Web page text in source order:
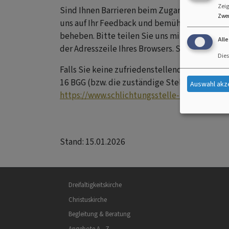
Sind Ihnen Barrieren beim Zugang zu
uns auf Ihr Feedback und bemühen uns,
beheben. Bitte teilen Sie uns mit, auf
der Adresszeile Ihres Browsers. Sie können
Falls Sie keine zufriedenstellende Antwort
16 BGG (bzw. die zuständige Stelle des
https://www.schlichtungsstelle-bgg.de
Stand: 15.01.2026
Hauptnavigation
Dreifaltigkeitskirche
Christuskirche
Begleitung & Beratung
Auswahl